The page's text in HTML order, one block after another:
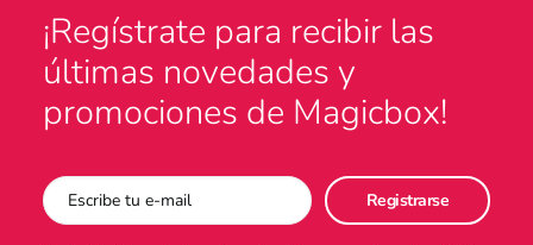
¡Regístrate para recibir las
últimas novedades y
promociones de Magicbox!